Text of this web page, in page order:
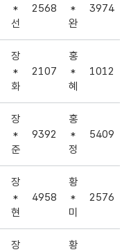
*
선
2568
*
완
3974
장
*
화
2107
홍
*
혜
1012
장
*
준
9392
홍
*
정
5409
장
*
현
4958
황
*
미
2576
장
황